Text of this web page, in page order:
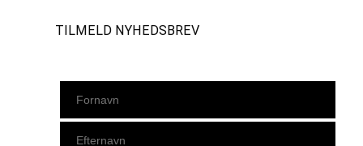
TILMELD NYHEDSBREV